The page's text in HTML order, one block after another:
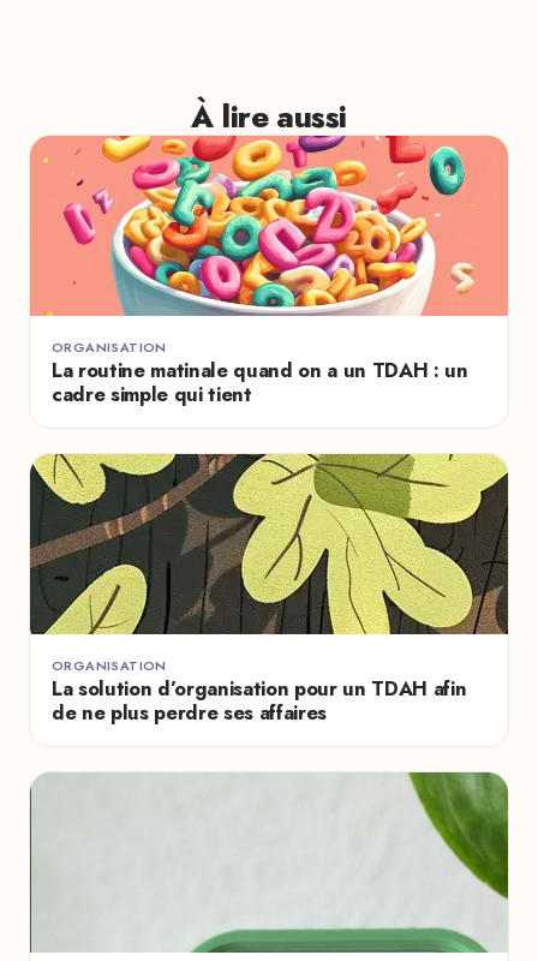
À lire aussi
ORGANISATION
La routine matinale quand on a un TDAH : un
cadre simple qui tient
ORGANISATION
La solution d’organisation pour un TDAH afin
de ne plus perdre ses affaires